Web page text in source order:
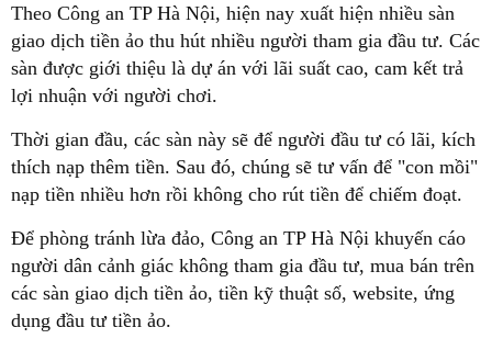
Theo Công an TP Hà Nội, hiện nay xuất hiện nhiều sàn
giao dịch tiền ảo thu hút nhiều người tham gia đầu tư. Các
sàn được giới thiệu là dự án với lãi suất cao, cam kết trả
lợi nhuận với người chơi.
Thời gian đầu, các sàn này sẽ để người đầu tư có lãi, kích
thích nạp thêm tiền. Sau đó, chúng sẽ tư vấn để "con mồi"
nạp tiền nhiều hơn rồi không cho rút tiền để chiếm đoạt.
Để phòng tránh lừa đảo, Công an TP Hà Nội khuyến cáo
người dân cảnh giác không tham gia đầu tư, mua bán trên
các sàn giao dịch tiền ảo, tiền kỹ thuật số, website, ứng
dụng đầu tư tiền ảo.